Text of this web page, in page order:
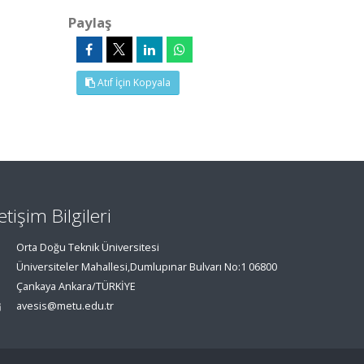
Paylaş
Atıf İçin Kopyala
Bilgileri
Orta Doğu Teknik Üniversitesi
Üniversiteler Mahallesi,Dumlupınar Bulvarı No:1 06800
Çankaya Ankara/TÜRKİYE
avesis@metu.edu.tr